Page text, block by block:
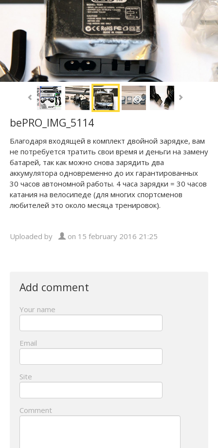
bePRO_IMG_5114
Благодаря входящей в комплект двойной зарядке, вам
не потребуется тратить свои время и деньги на замену
батарей, так как можно снова зарядить два
аккумулятора одновременно до их гарантированных
30 часов автономной работы. 4 часа зарядки = 30 часов
катания на велосипеде (для многих спортсменов
любителей это около месяца тренировок).
Uploaded by on 15 february 2016 21:25
Add comment
Your name
Email
Site
Comment